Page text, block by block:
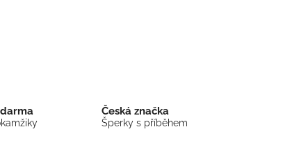
Česká značka
Šperky s příběhem